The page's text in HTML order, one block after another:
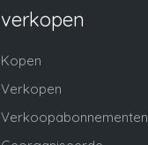
verkopen
Kopen
Verkopen
Verkoopabonnementen